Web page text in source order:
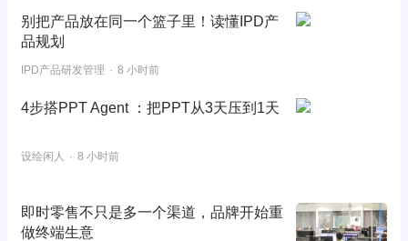
别把产品放在同一个篮子里！读懂IPD产
品规划
IPD产品研发管理 8 小时前
4步搭PPT Agent ：把PPT从3天压到1天
设绘闲人 8 小时前
即时零售不只是多一个渠道，品牌开始重
做终端生意